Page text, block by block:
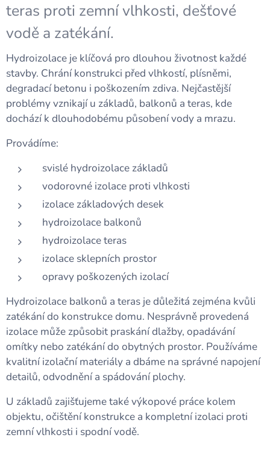
teras proti zemní vlhkosti, dešťové
vodě a zatékání.
Hydroizolace je klíčová pro dlouhou životnost každé
stavby. Chrání konstrukci před vlhkostí, plísněmi,
degradací betonu i poškozením zdiva. Nejčastější
problémy vznikají u základů, balkonů a teras, kde
dochází k dlouhodobému působení vody a mrazu.
Provádíme:
svislé hydroizolace základů
vodorovné izolace proti vlhkosti
izolace základových desek
hydroizolace balkonů
hydroizolace teras
izolace sklepních prostor
opravy poškozených izolací
Hydroizolace balkonů a teras je důležitá zejména kvůli
zatékání do konstrukce domu. Nesprávně provedená
izolace může způsobit praskání dlažby, opadávání
omítky nebo zatékání do obytných prostor. Používáme
kvalitní izolační materiály a dbáme na správné napojení
detailů, odvodnění a spádování plochy.
U základů zajišťujeme také výkopové práce kolem
objektu, očištění konstrukce a kompletní izolaci proti
zemní vlhkosti i spodní vodě.